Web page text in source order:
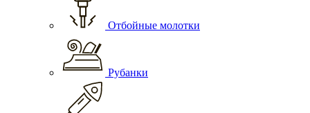
Отбойные молотки
Рубанки